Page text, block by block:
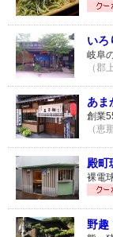
いろ
岐阜
（郡
あま
創業
（恵
殿町
裸電
野趣